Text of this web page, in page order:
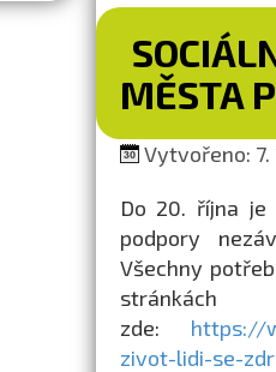
MĚSTA
Vytvořeno: 7.
Do 20. října je
podpory
Všechny
zde: https://
zivot-lidi-se-